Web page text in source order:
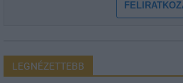
LEGNÉZETTEBB